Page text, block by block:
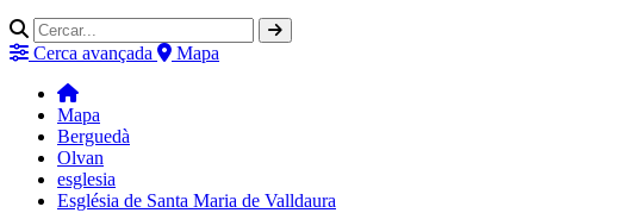
Cerca avançada Mapa
Mapa
Berguedà
Olvan
esglesia
Església de Santa Maria de Valldaura